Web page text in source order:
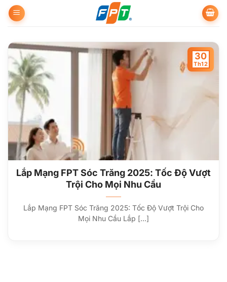
qua
dung
Lắp Mạng FPT Sóc Trăng 2025: Tốc Độ Vượt
Trội Cho Mọi Nhu Cầu
Lắp Mạng FPT Sóc Trăng 2025: Tốc Độ Vượt Trội Cho
Mọi Nhu Cầu Lắp [...]
30
Th12